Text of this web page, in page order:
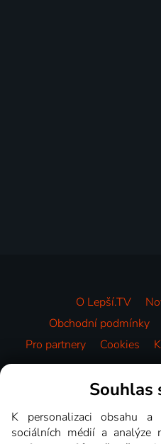
O Lepší.TV
Obchodní podmínky
Pro partnery
Cookies
Souhlas
K personalizaci obsahu a
sociálních médií a analýze